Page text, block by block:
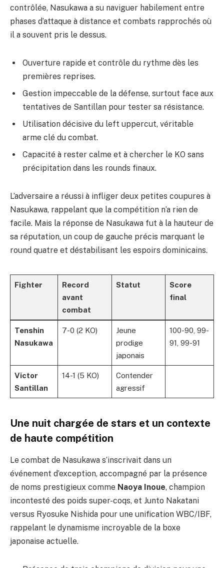
contrôlée, Nasukawa a su naviguer habilement entre
phases d’attaque à distance et combats rapprochés où
il a souvent pris le dessus.
Ouverture rapide et contrôle du rythme dès les
premières reprises.
Gestion impeccable de la défense, surtout face aux
tentatives de Santillan pour tester sa résistance.
Utilisation décisive du left uppercut, véritable
arme clé du combat.
Capacité à rester calme et à chercher le KO sans
précipitation dans les rounds finaux.
L’adversaire a réussi à infliger deux petites coupures à
Nasukawa, rappelant que la compétition n’a rien de
facile. Mais la réponse de Nasukawa fut à la hauteur de
sa réputation, un coup de gauche précis marquant le
round quatre et déstabilisant les espoirs dominicains.
Fighter
Record
avant
combat
Statut
Score
final
Tenshin
Nasukawa
7-0 (2 KO)
Jeune
prodige
japonais
100-90, 99-
91, 99-91
Victor
Santillan
14-1 (5 KO)
Contender
agressif
Une nuit chargée de stars et un contexte
de haute compétition
Le combat de Nasukawa s’inscrivait dans un
événement d’exception, accompagné par la présence
de noms prestigieux comme Naoya Inoue, champion
incontesté des poids super-coqs, et Junto Nakatani
versus Ryosuke Nishida pour une unification WBC/IBF,
rappelant le dynamisme incroyable de la boxe
japonaise actuelle.